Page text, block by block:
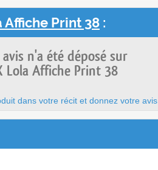
Affiche Print 38 :
n'a été déposé sur
Lola Affiche Print 38
dans votre récit et donnez votre avis